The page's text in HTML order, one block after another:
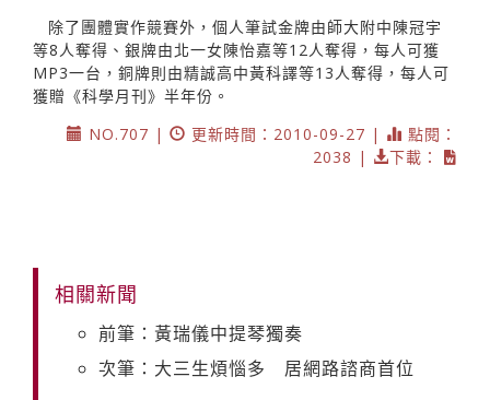
除了團體實作競賽外，個人筆試金牌由師大附中陳冠宇
等8人奪得、銀牌由北一女陳怡嘉等12人奪得，每人可獲
MP3一台，銅牌則由精誠高中黃科譯等13人奪得，每人可
獲贈《科學月刊》半年份。
NO.707 |
更新時間：2010-09-27 |
點閱：
2038 |
下載：
相關新聞
前筆：黃瑞儀中提琴獨奏
次筆：大三生煩惱多 居網路諮商首位